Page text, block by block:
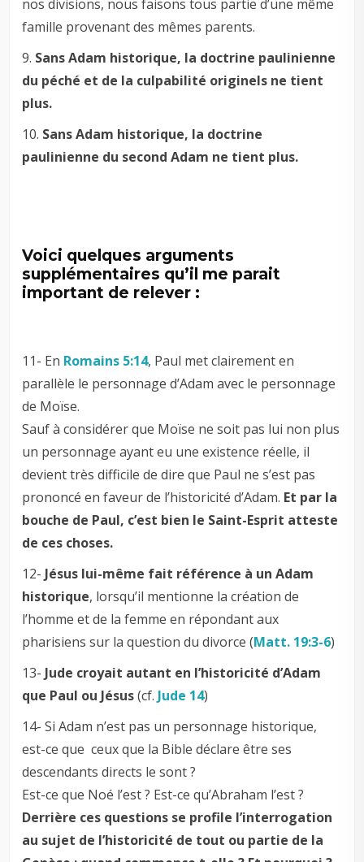
nos divisions, nous faisons tous partie d’une même
famille provenant des mêmes parents.
9. Sans Adam historique, la doctrine paulinienne
du péché et de la culpabilité originels ne tient
plus.
10. Sans Adam historique, la doctrine
paulinienne du second Adam ne tient plus.
Voici quelques arguments
supplémentaires qu’il me parait
important de relever :
11- En Romains 5:14, Paul met clairement en
parallèle le personnage d’Adam avec le personnage
de Moïse.
Sauf à considérer que Moïse ne soit pas lui non plus
un personnage ayant eu une existence réelle, il
devient très difficile de dire que Paul ne s’est pas
prononcé en faveur de l’historicité d’Adam. Et par la
bouche de Paul, c’est bien le Saint-Esprit atteste
de ces choses.
12- Jésus lui-même fait référence à un Adam
historique, lorsqu’il mentionne la création de
l’homme et de la femme en répondant aux
pharisiens sur la question du divorce (Matt. 19:3-6)
13- Jude croyait autant en l’historicité d’Adam
que Paul ou Jésus(cf. Jude 14)
14- Si Adam n’est pas un personnage historique,
est-ce que ceux que la Bible déclare être ses
descendants directs le sont ?
Est-ce que Noé l’est ? Est-ce qu’Abraham l’est ?
Derrière ces questions se profile l’interrogation
au sujet de l’historicité de tout ou partie de la